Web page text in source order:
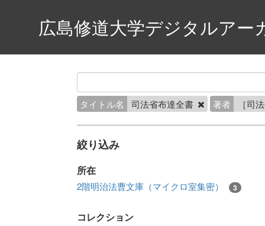
広島修道大学デジタルアー
タイトル名 司法省布達全書 著者 ［司
絞り込み
所在
2階明治法曹文庫（マイクロ室集密） 3
コレクション